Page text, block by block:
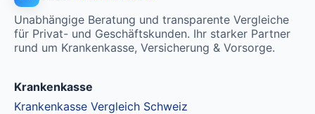
Unabhängige Beratung und transparente Vergleiche
für Privat- und Geschäftskunden. Ihr starker Partner
rund um Krankenkasse, Versicherung & Vorsorge.
Krankenkasse
Krankenkasse Vergleich Schweiz